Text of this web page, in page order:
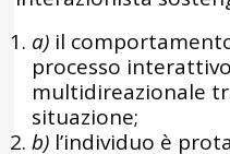
a) il
processo
multidireazionale
situazione;
b) l’individuo è